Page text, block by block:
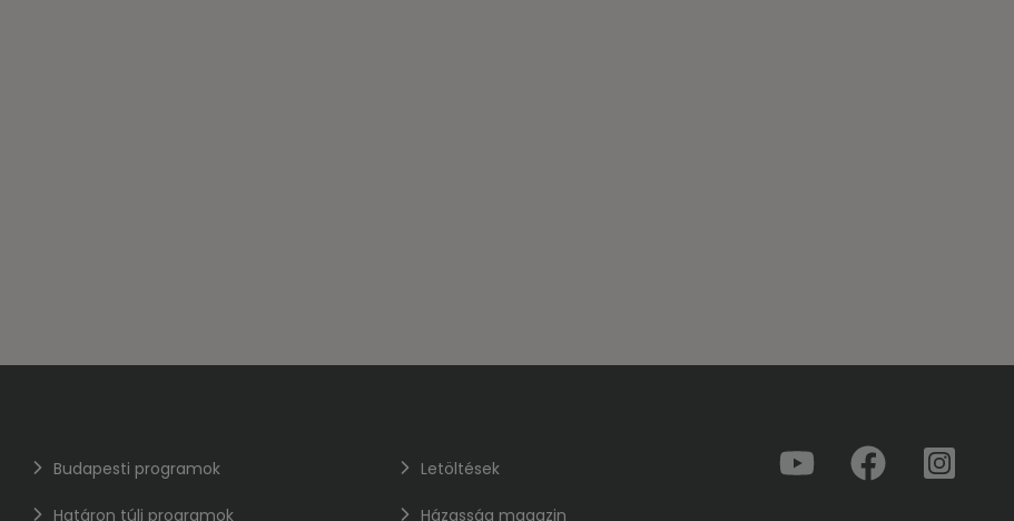
Budapesti programok
Határon túli programok
Letöltések
Házasság magazin